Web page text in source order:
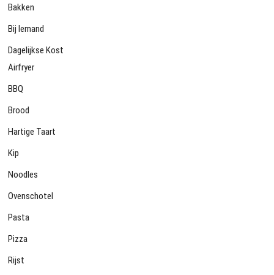
Bakken
Bij Iemand
Dagelijkse Kost
Airfryer
BBQ
Brood
Hartige Taart
Kip
Noodles
Ovenschotel
Pasta
Pizza
Rijst